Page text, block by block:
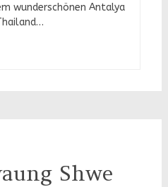
wunderschönen Antalya
Shwe